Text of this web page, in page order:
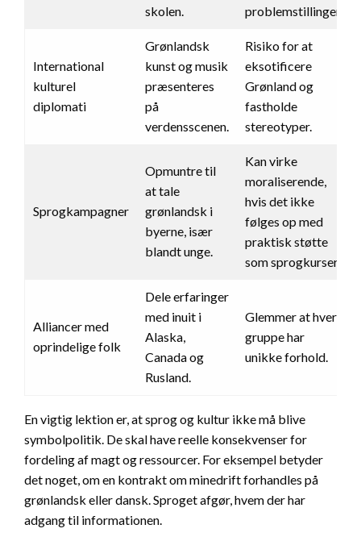
skolen. problemstillinger.
International
kulturel
diplomati
Grønlandsk
kunst og musik
præsenteres
på
verdensscenen.
Risiko for at
eksotificere
Grønland og
fastholde
stereotyper.
Sprogkampagner
Opmuntre til
at tale
grønlandsk i
byerne, især
blandt unge.
Kan virke
moraliserende,
hvis det ikke
følges op med
praktisk støtte
som sprogkurser.
Alliancer med
oprindelige folk
Dele erfaringer
med inuit i
Alaska,
Canada og
Rusland.
Glemmer at hver
gruppe har
unikke forhold.
En vigtig lektion er, at sprog og kultur ikke må blive
symbolpolitik. De skal have reelle konsekvenser for
fordeling af magt og ressourcer. For eksempel betyder
det noget, om en kontrakt om minedrift forhandles på
grønlandsk eller dansk. Sproget afgør, hvem der har
adgang til informationen.